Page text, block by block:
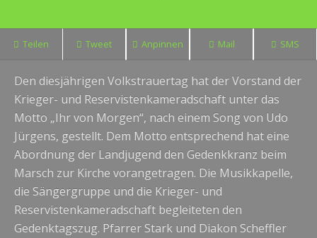
Teilen Tweet Anpinnen Mail SMS
Den diesjährigen Volkstrauertag hat der Vorstand der
Krieger- und Reservistenkameradschaft unter das
Motto „Ihr von Morgen“, nach einem Song von Udo
Jürgens, gestellt. Dem Motto entsprechend hat eine
Abordnung der Landjugend den Gedenkkranz beim
Marsch zur Kirche vorangetragen. Die Musikkapelle,
die Sängergruppe und die Krieger- und
Reservistenkameradschaft begleiteten den
Gedenktagszug. Pfarrer Stark und Diakon Scheffler